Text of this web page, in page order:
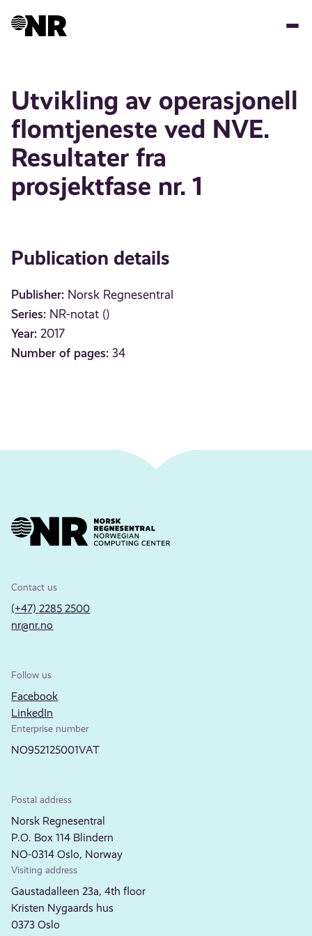
Utvikling av operasjonell
flomtjeneste ved NVE.
Resultater fra
prosjektfase nr. 1
Publication details
Publisher: Norsk Regnesentral
Series: NR-notat ()
Year: 2017
Number of pages: 34
Contact us
(+47) 2285 2500
nr@nr.no
Follow us
Facebook
LinkedIn
Enterprise number
NO952125001VAT
Postal address
Norsk Regnesentral
P.O. Box 114 Blindern
NO-0314 Oslo, Norway
Visiting address
Gaustadalleen 23a, 4th floor
Kristen Nygaards hus
0373 Oslo